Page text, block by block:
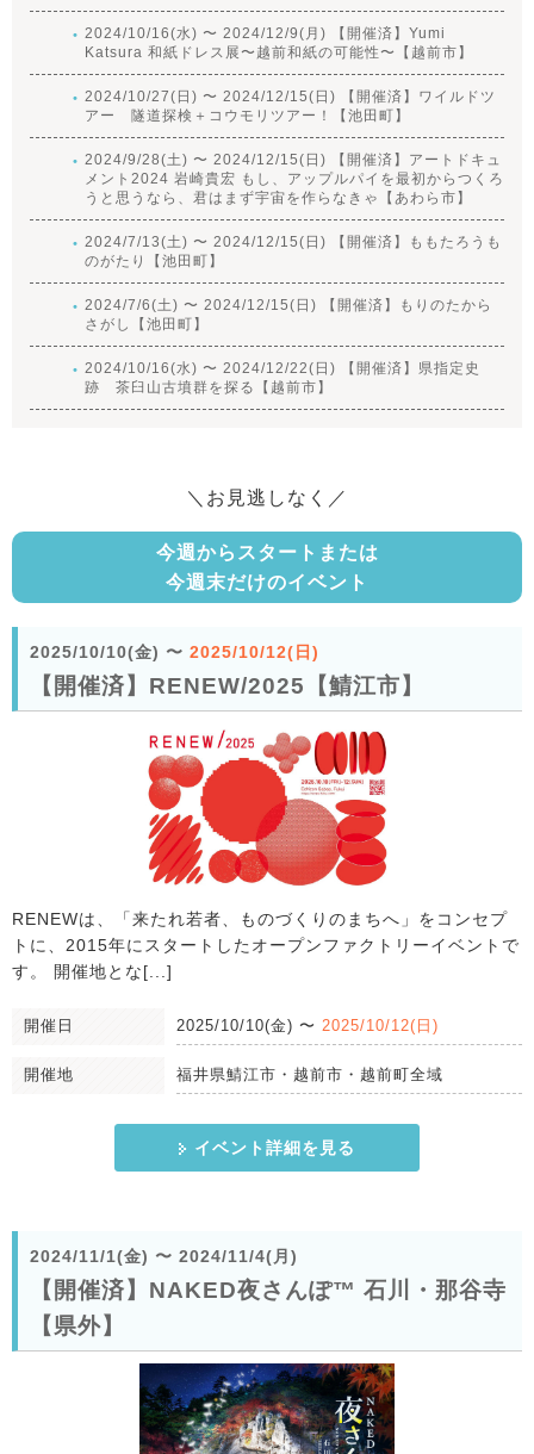
2024/10/16(水) 〜 2024/12/9(月) 【開催済】Yumi
Katsura 和紙ドレス展〜越前和紙の可能性〜【越前市】
2024/10/27(日) 〜 2024/12/15(日) 【開催済】ワイルドツ
アー 隧道探検＋コウモリツアー！【池田町】
2024/9/28(土) 〜 2024/12/15(日) 【開催済】アートドキュ
メント2024 岩崎貴宏 もし、アップルパイを最初からつくろ
うと思うなら、君はまず宇宙を作らなきゃ【あわら市】
2024/7/13(土) 〜 2024/12/15(日) 【開催済】ももたろうも
のがたり【池田町】
2024/7/6(土) 〜 2024/12/15(日) 【開催済】もりのたから
さがし【池田町】
2024/10/16(水) 〜 2024/12/22(日) 【開催済】県指定史
跡 茶臼山古墳群を探る【越前市】
＼お見逃しなく／
今週からスタートまたは
今週末だけのイベント
2025/10/10(金) 〜 2025/10/12(日)
【開催済】RENEW/2025【鯖江市】
RENEWは、「来たれ若者、ものづくりのまちへ」をコンセプ
トに、2015年にスタートしたオープンファクトリーイベントで
す。 開催地とな[...]
開催日 2025/10/10(金) 〜 2025/10/12(日)
開催地 福井県鯖江市・越前市・越前町全域
イベント詳細を見る
2024/11/1(金) 〜 2024/11/4(月)
【開催済】NAKED夜さんぽ™ 石川・那谷寺
【県外】